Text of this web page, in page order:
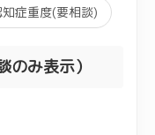
知症重度(要相談)
み表示）